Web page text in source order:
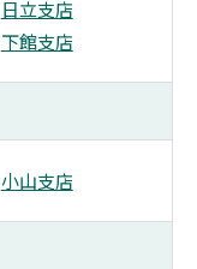
日立支店
下館支店
小山支店